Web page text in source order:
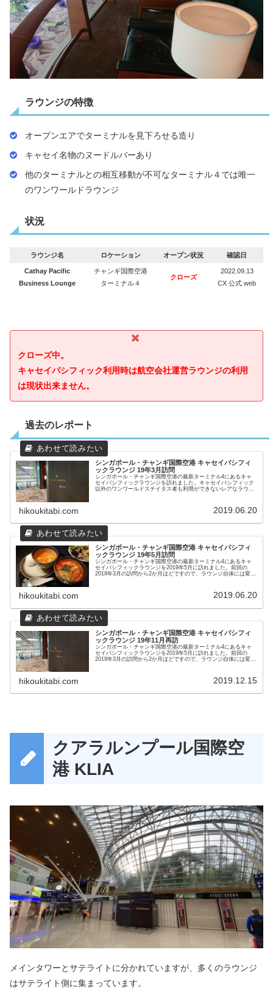
ラウンジの特徴
オープンエアでターミナルを見下ろせる造り
キャセイ名物のヌードルバーあり
他のターミナルとの相互移動が不可なターミナル４では唯一
のワンワールドラウンジ
状況
ラウンジ名 ロケーション オープン状況 確認日
Cathay Pacific
Business Lounge
チャンギ国際空港
ターミナル４
クローズ
2022.09.13
CX 公式 web
クローズ中。
キャセイパシフィック利用時は航空会社運営ラウンジの利用
は現状出来ません。
過去のレポート
シンガポール・チャンギ国際空港 キャセイパシフィ
ックラウンジ 19年3月訪問
シンガポール・チャンギ国際空港の最新ターミナル4にあるキャ
セイパシフィックラウンジを訪れました。キャセイパシフィック
以外のワンワールドステイタス者も利用ができないレアなラウン
hikoukitabi.com 2019.06.20
シンガポール・チャンギ国際空港 キャセイパシフィ
ックラウンジ 19年5月訪問
シンガポール・チャンギ国際空港の最新ターミナル4にあるキャ
セイパシフィックラウンジを2019年5月に訪れました。前回の
2019年3月の訪問から2か月ほどですので、ラウンジ自体には変化
hikoukitabi.com 2019.06.20
シンガポール・チャンギ国際空港 キャセイパシフィ
ックラウンジ 19年11月再訪
シンガポール・チャンギ国際空港の最新ターミナル4にあるキャ
セイパシフィックラウンジを2019年5月に訪れました。前回の
2019年3月の訪問から2か月ほどですので、ラウンジ自体には変化
hikoukitabi.com 2019.12.15
クアラルンプール国際空
港 KLIA
メインタワーとサテライトに分かれていますが、多くのラウンジ
はサテライト側に集まっています。